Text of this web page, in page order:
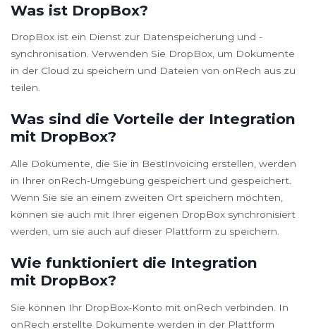
Was ist DropBox?
DropBox ist ein Dienst zur Datenspeicherung und -
synchronisation. Verwenden Sie DropBox, um Dokumente
in der Cloud zu speichern und Dateien von onRech aus zu
teilen.
Was sind die Vorteile der Integration
mit DropBox?
Alle Dokumente, die Sie in BestInvoicing erstellen, werden
in Ihrer onRech-Umgebung gespeichert und gespeichert.
Wenn Sie sie an einem zweiten Ort speichern möchten,
können sie auch mit Ihrer eigenen DropBox synchronisiert
werden, um sie auch auf dieser Plattform zu speichern.
Wie funktioniert die Integration
mit DropBox?
Sie können Ihr DropBox-Konto mit onRech verbinden. In
onRech erstellte Dokumente werden in der Plattform